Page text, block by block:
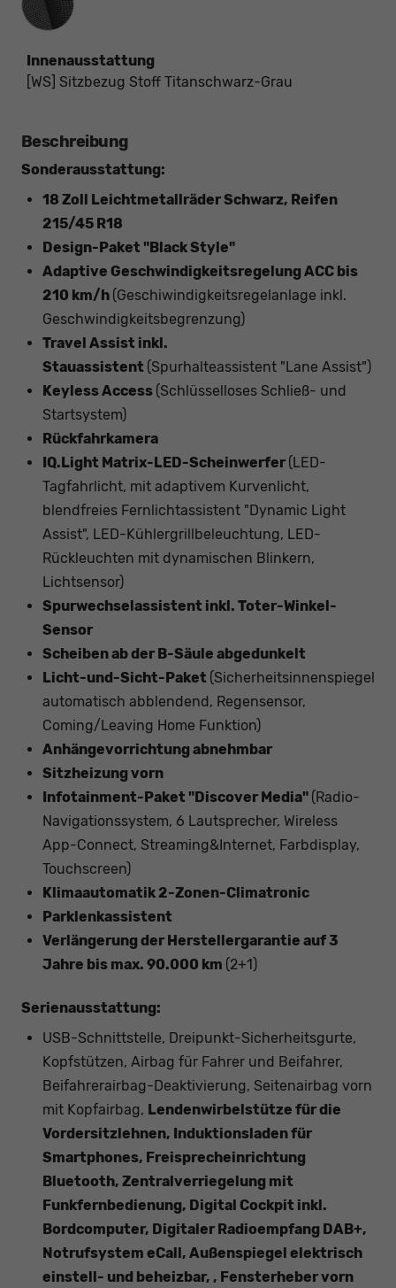
Innenausstattung
[WS] Sitzbezug Stoff Titanschwarz-Grau
Beschreibung
Sonderausstattung:
18 Zoll Leichtmetallräder Schwarz, Reifen
215/45 R18
Design-Paket "Black Style"
Adaptive Geschwindigkeitsregelung ACC bis
210 km/h (Geschiwindigkeitsregelanlage inkl.
Geschwindigkeitsbegrenzung)
Travel Assist inkl.
Stauassistent (Spurhalteassistent "Lane Assist")
Keyless Access (Schlüsselloses Schließ- und
Startsystem)
Rückfahrkamera
IQ.Light Matrix-LED-Scheinwerfer (LED-
Tagfahrlicht, mit adaptivem Kurvenlicht,
blendfreies Fernlichtassistent "Dynamic Light
Assist", LED-Kühlergrillbeleuchtung, LED-
Rückleuchten mit dynamischen Blinkern,
Lichtsensor)
Spurwechselassistent inkl. Toter-Winkel-
Sensor
Scheiben ab der B-Säule abgedunkelt
Licht-und-Sicht-Paket (Sicherheitsinnenspiegel
automatisch abblendend, Regensensor,
Coming/Leaving Home Funktion)
Anhängevorrichtung abnehmbar
Sitzheizung vorn
Infotainment-Paket "Discover Media" (Radio-
Navigationssystem, 6 Lautsprecher, Wireless
App-Connect, Streaming&Internet, Farbdisplay,
Touchscreen)
Klimaautomatik 2-Zonen-Climatronic
Parklenkassistent
Verlängerung der Herstellergarantie auf 3
Jahre bis max. 90.000 km (2+1)
Serienausstattung:
USB-Schnittstelle, Dreipunkt-Sicherheitsgurte,
Kopfstützen, Airbag für Fahrer und Beifahrer,
Beifahrerairbag-Deaktivierung, Seitenairbag vorn
mit Kopfairbag, Lendenwirbelstütze für die
Vordersitzlehnen, Induktionsladen für
Smartphones, Freisprecheinrichtung
Bluetooth, Zentralverriegelung mit
Funkfernbedienung, Digital Cockpit inkl.
Bordcomputer, Digitaler Radioempfang DAB+,
Notrufsystem eCall, Außenspiegel elektrisch
einstell- und beheizbar, , Fensterheber vorn